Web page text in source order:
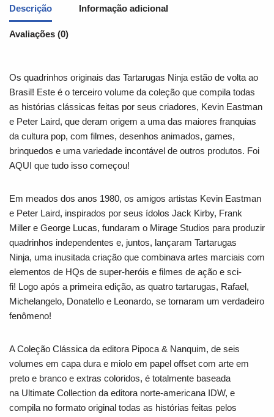
Descrição Informação adicional
Avaliações (0)
Os quadrinhos originais das Tartarugas Ninja estão de volta ao
Brasil! Este é o terceiro volume da coleção que compila todas
as histórias clássicas feitas por seus criadores, Kevin Eastman
e Peter Laird, que deram origem a uma das maiores franquias
da cultura pop, com filmes, desenhos animados, games,
brinquedos e uma variedade incontável de outros produtos. Foi
AQUI que tudo isso começou!
Em meados dos anos 1980, os amigos artistas Kevin Eastman
e Peter Laird, inspirados por seus ídolos Jack Kirby, Frank
Miller e George Lucas, fundaram o Mirage Studios para produzir
quadrinhos independentes e, juntos, lançaram Tartarugas
Ninja, uma inusitada criação que combinava artes marciais com
elementos de HQs de super-heróis e filmes de ação e sci-
fi! Logo após a primeira edição, as quatro tartarugas, Rafael,
Michelangelo, Donatello e Leonardo, se tornaram um verdadeiro
fenômeno!
A Coleção Clássica da editora Pipoca & Nanquim, de seis
volumes em capa dura e miolo em papel offset com arte em
preto e branco e extras coloridos, é totalmente baseada
na Ultimate Collection da editora norte-americana IDW, e
compila no formato original todas as histórias feitas pelos